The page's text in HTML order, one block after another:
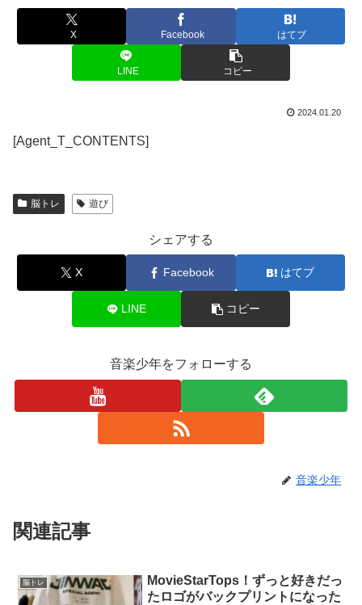
X Facebook はてブ
LINE コピー
2024.01.20
[Agent_T_CONTENTS]
脳トレ 遊び
シェアする
X Facebook はてブ
LINE コピー
音楽少年をフォローする
音楽少年
関連記事
脳トレ
MovieStarTops！ずっと好きだっ
たロゴがバックプリントになった